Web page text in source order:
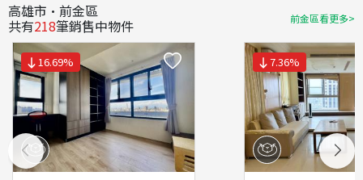
高雄市·前金區
共有218筆銷售中物件 前金區看更多>
16.69% 7.36%